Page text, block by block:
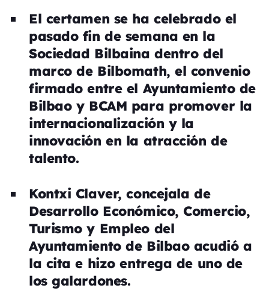
El certamen se ha celebrado el
pasado fin de semana en la
Sociedad Bilbaina dentro del
marco de Bilbomath, el convenio
firmado entre el Ayuntamiento de
Bilbao y BCAM para promover la
internacionalización y la
innovación en la atracción de
talento.
Kontxi Claver, concejala de
Desarrollo Económico, Comercio,
Turismo y Empleo del
Ayuntamiento de Bilbao acudió a
la cita e hizo entrega de uno de
los galardones.